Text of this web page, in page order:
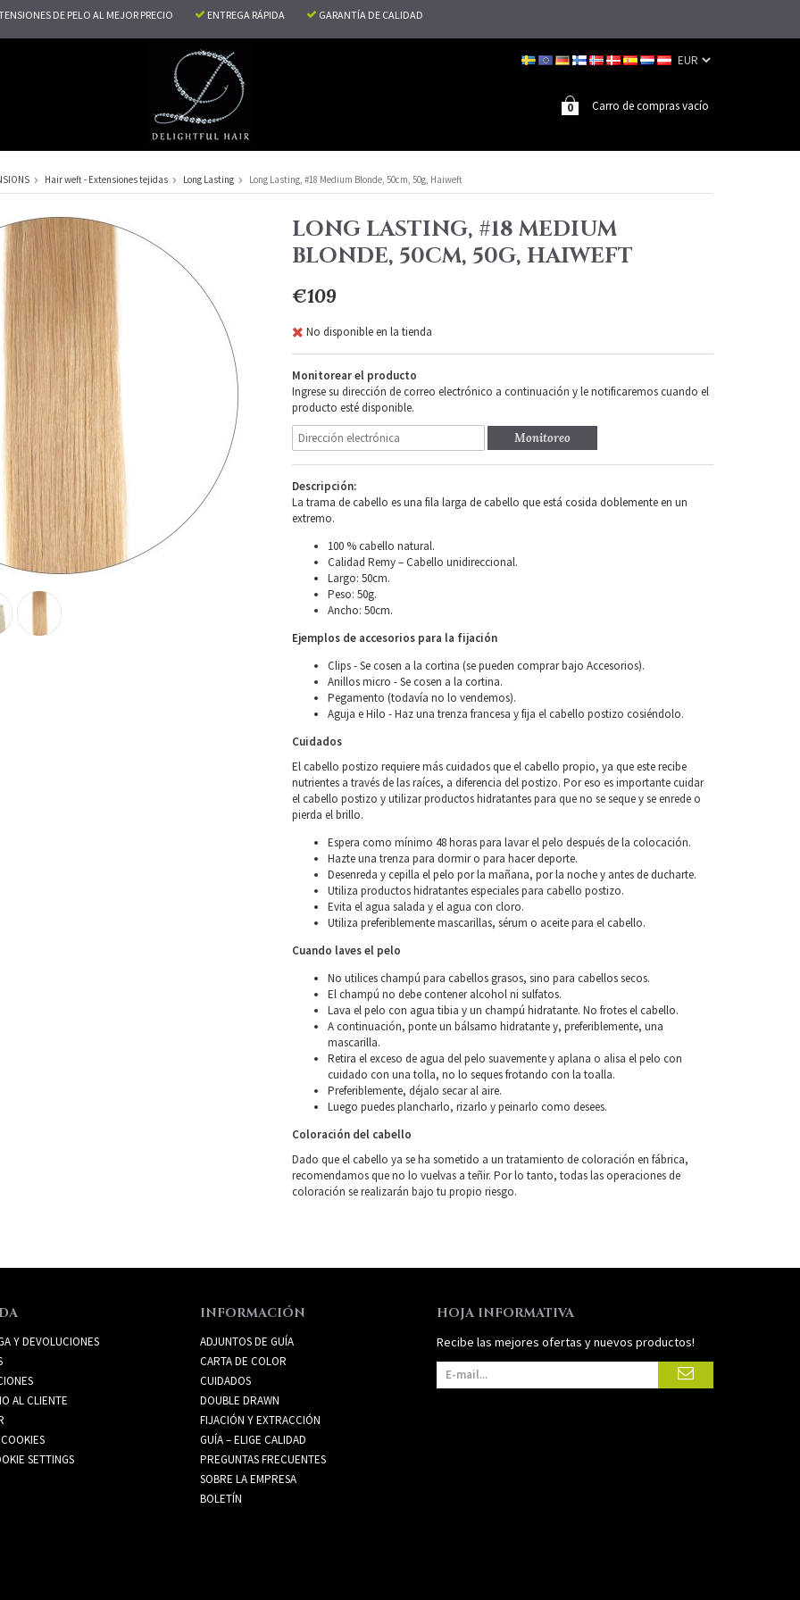
DE PELO AL MEJOR PRECIO ENTREGA RÁPIDA GARANTÍA DE CALIDAD
Carro de compras vacío
0
Hair weft - Extensiones tejidas Long Lasting Long Lasting, #18 Medium Blonde, 50cm, 50g, Haiweft
LONG LASTING, #18 MEDIUM
BLONDE, 50CM, 50G, HAIWEFT
€109
No disponible en la tienda
Monitorear el producto
Ingrese su dirección de correo electrónico a continuación y le notificaremos cuando el
producto esté disponible.
Monitoreo
Descripción:
La trama de cabello es una fila larga de cabello que está cosida doblemente en un
extremo.
100 % cabello natural.
Calidad Remy – Cabello unidireccional.
Largo: 50cm.
Peso: 50g.
Ancho: 50cm.
Ejemplos de accesorios para la fijación
Clips - Se cosen a la cortina (se pueden comprar bajo Accesorios).
Anillos micro - Se cosen a la cortina.
Pegamento (todavía no lo vendemos).
Aguja e Hilo - Haz una trenza francesa y fija el cabello postizo cosiéndolo.
Cuidados
El cabello postizo requiere más cuidados que el cabello propio, ya que este recibe
nutrientes a través de las raíces, a diferencia del postizo. Por eso es importante cuidar
el cabello postizo y utilizar productos hidratantes para que no se seque y se enrede o
pierda el brillo.
Espera como mínimo 48 horas para lavar el pelo después de la colocación.
Hazte una trenza para dormir o para hacer deporte.
Desenreda y cepilla el pelo por la mañana, por la noche y antes de ducharte.
Utiliza productos hidratantes especiales para cabello postizo.
Evita el agua salada y el agua con cloro.
Utiliza preferiblemente mascarillas, sérum o aceite para el cabello.
Cuando laves el pelo
No utilices champú para cabellos grasos, sino para cabellos secos.
El champú no debe contener alcohol ni sulfatos.
Lava el pelo con agua tibia y un champú hidratante. No frotes el cabello.
A continuación, ponte un bálsamo hidratante y, preferiblemente, una
mascarilla.
Retira el exceso de agua del pelo suavemente y aplana o alisa el pelo con
cuidado con una tolla, no lo seques frotando con la toalla.
Preferiblemente, déjalo secar al aire.
Luego puedes plancharlo, rizarlo y peinarlo como desees.
Coloración del cabello
Dado que el cabello ya se ha sometido a un tratamiento de coloración en fábrica,
recomendamos que no lo vuelvas a teñir. Por lo tanto, todas las operaciones de
coloración se realizarán bajo tu propio riesgo.
Y DEVOLUCIONES
AL CLIENTE
SETTINGS
INFORMACIÓN
ADJUNTOS DE GUÍA
CARTA DE COLOR
CUIDADOS
DOUBLE DRAWN
FIJACIÓN Y EXTRACCIÓN
GUÍA – ELIGE CALIDAD
PREGUNTAS FRECUENTES
SOBRE LA EMPRESA
BOLETÍN
HOJA INFORMATIVA
Recibe las mejores ofertas y nuevos productos!